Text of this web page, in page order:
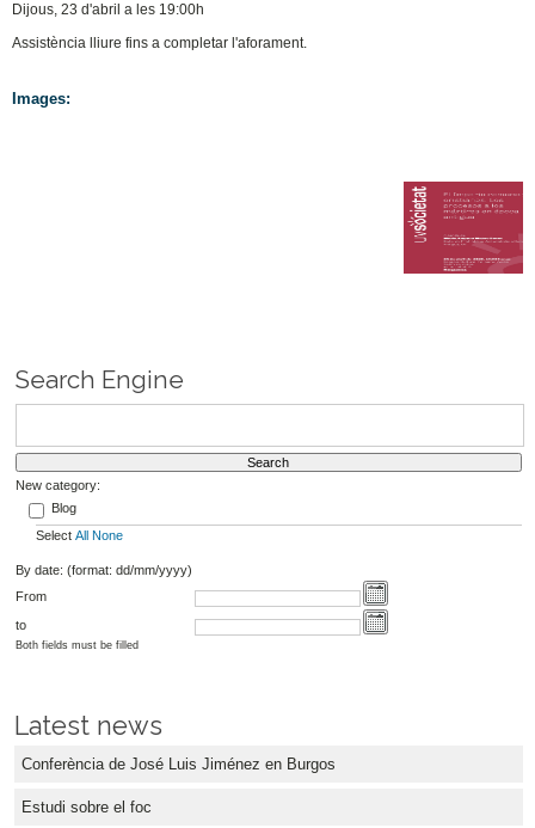
Dijous, 23 d'abril a les 19:00h
Assistència lliure fins a completar l'aforament.
Images:
Search Engine
New category:
Blog
Select All None
By date: (format: dd/mm/yyyy)
From
to
Both fields must be filled
Latest news
Conferència de José Luis Jiménez en Burgos
Estudi sobre el foc